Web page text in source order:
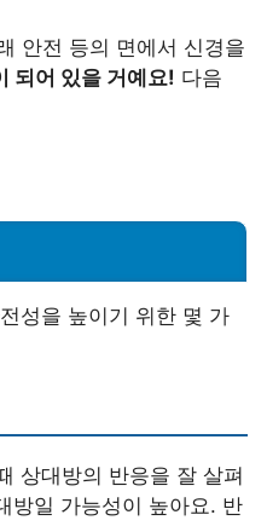
안전 등의 면에서 신경을
되어 있을 거예요! 다음
성을 높이기 위한 몇 가
상대방의 반응을 잘 살펴
방일 가능성이 높아요. 반